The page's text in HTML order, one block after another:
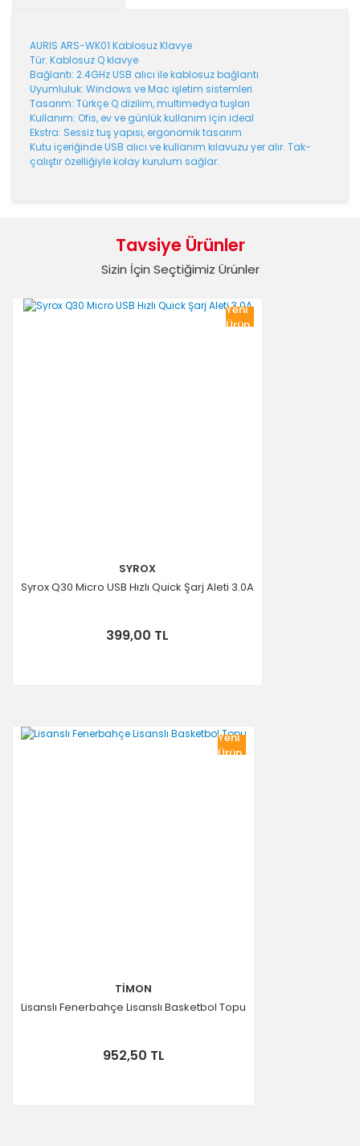
AURIS ARS-WK01 Kablosuz Klavye
Tür: Kablosuz Q klavye
Bağlantı: 2.4GHz USB alıcı ile kablosuz bağlantı
Uyumluluk: Windows ve Mac işletim sistemleri
Tasarım: Türkçe Q dizilim, multimedya tuşları
Kullanım: Ofis, ev ve günlük kullanım için ideal
Ekstra: Sessiz tuş yapısı, ergonomik tasarım
Kutu içeriğinde USB alıcı ve kullanım kılavuzu yer alır. Tak-
çalıştır özelliğiyle kolay kurulum sağlar.
Yorum Yaz
formunu kullanarak tarafımıza iletebilirsiniz.
Görüş ve önerileriniz için teşekkür ederiz.
Ürün açıklamasında eksik bilgiler bulunuyor.
Tavsiye Ürünler
Sizin İçin Seçtiğimiz Ürünler
Yeni
Ürün
SYROX
Syrox Q30 Micro USB Hızlı Quick Şarj Aleti 3.0A
399,00 TL
Yeni
Ürün
TİMON
Lisanslı Fenerbahçe Lisanslı Basketbol Topu
952,50 TL